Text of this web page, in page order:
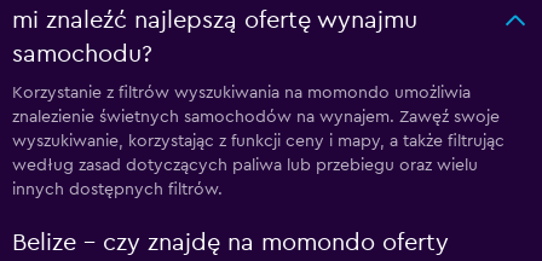
mi znaleźć najlepszą ofertę wynajmu
samochodu?
Korzystanie z filtrów wyszukiwania na momondo umożliwia
znalezienie świetnych samochodów na wynajem. Zawęź swoje
wyszukiwanie, korzystając z funkcji ceny i mapy, a także filtrując
według zasad dotyczących paliwa lub przebiegu oraz wielu
innych dostępnych filtrów.
Belize – czy znajdę na momondo oferty